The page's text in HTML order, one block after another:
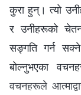
कुरा हुन्। त्यो
र उनीहरूको
सङ्‍गति गर्न
बोल्‍नुभएका
वचनहरूले